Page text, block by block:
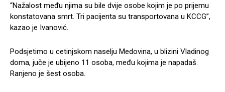
“Nažalost među njima su bile dvije osobe kojim je po prijemu
konstatovana smrt. Tri pacijenta su transportovana u KCCG”,
kazao je Ivanović.
Podsjetimo u cetinjskom naselju Medovina, u blizini Vladinog
doma, juče je ubijeno 11 osoba, među kojima je napadaš.
Ranjeno je šest osoba.